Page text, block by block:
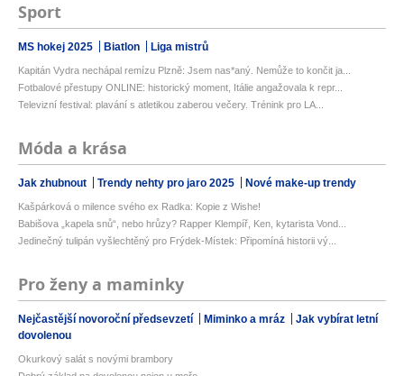
Sport
MS hokej 2025 Biatlon Liga mistrů
Kapitán Vydra nechápal remízu Plzně: Jsem nas*aný. Nemůže to končit ja...
Fotbalové přestupy ONLINE: historický moment, Itálie angažovala k repr...
Televizní festival: plavání s atletikou zaberou večery. Trénink pro LA...
Móda a krása
Jak zhubnout Trendy nehty pro jaro 2025 Nové make-up trendy
Kašpárková o milence svého ex Radka: Kopie z Wishe!
Babišova „kapela snů“, nebo hrůzy? Rapper Klempíř, Ken, kytarista Vond...
Jedinečný tulipán vyšlechtěný pro Frýdek-Místek: Připomíná historii vý...
Pro ženy a maminky
Nejčastější novoroční předsevzetí Miminko a mráz
Jak vybírat letní
dovolenou
Okurkový salát s novými brambory